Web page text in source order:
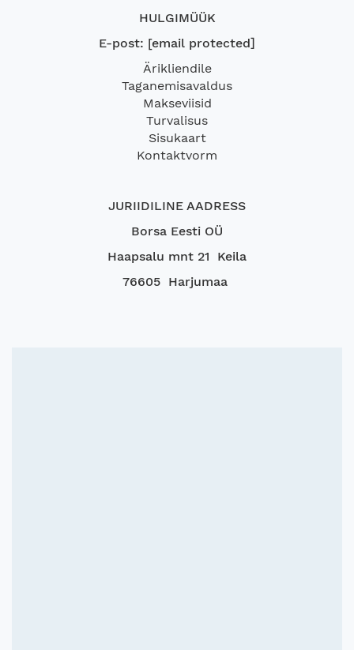
HULGIMÜÜK
E-post: [email protected]
Ärikliendile
Taganemisavaldus
Makseviisid
Turvalisus
Sisukaart
Kontaktvorm
JURIIDILINE AADRESS
Borsa Eesti OÜ
Haapsalu mnt 21 Keila
76605 Harjumaa